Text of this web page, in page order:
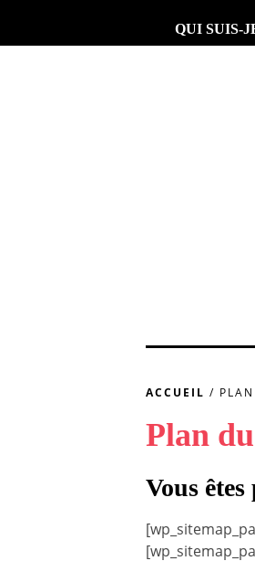
QUI SUIS-
ACCUEIL /
Plan
Vous